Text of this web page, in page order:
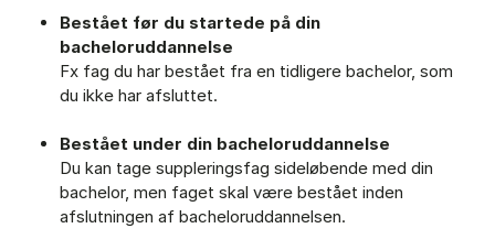
Bestået før du startede på din
bacheloruddannelse
Fx fag du har bestået fra en tidligere bachelor, som
du ikke har afsluttet.
Bestået under din bacheloruddannelse
Du kan tage suppleringsfag sideløbende med din
bachelor, men faget skal være bestået inden
afslutningen af bacheloruddannelsen.